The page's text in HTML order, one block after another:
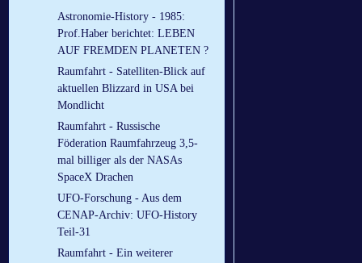
Astronomie-History - 1985:
Prof.Haber berichtet: LEBEN
AUF FREMDEN PLANETEN ?
Raumfahrt - Satelliten-Blick auf
aktuellen Blizzard in USA bei
Mondlicht
Raumfahrt - Russische
Föderation Raumfahrzeug 3,5-
mal billiger als der NASAs
SpaceX Drachen
UFO-Forschung - Aus dem
CENAP-Archiv: UFO-History
Teil-31
Raumfahrt - Ein weiterer